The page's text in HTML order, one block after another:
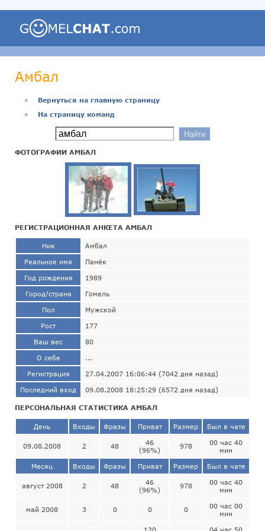
Амбал
●
Вернуться на главную страницу
●
На страницу команд
ФОТОГРАФИИ АМБАЛ
РЕГИСТРАЦИОННАЯ АНКЕТА АМБАЛ
Ник Амбал
Реальное имя Панёк
Год рождения 1989
Город/страна Гомель
Пол Мужской
Рост 177
Ваш вес 80
О себе
Регистрация 27.04.2007 16:06:44 (7042 дня назад)
Последний вход 09.08.2008 18:25:29 (6572 дня назад)
ПЕРСОНАЛЬНАЯ СТАТИСТИКА АМБАЛ
День Входы Фразы Приват Размер Был в чате
09.08.2008 2 48
46
(96%)
978
00 час 40
мин
Месяц Входы Фразы Приват Размер Был в чате
август 2008 2 48
46
(96%)
978
00 час 40
мин
май 2008 3 0 0 0
00 час 00
мин
120 04 час 50